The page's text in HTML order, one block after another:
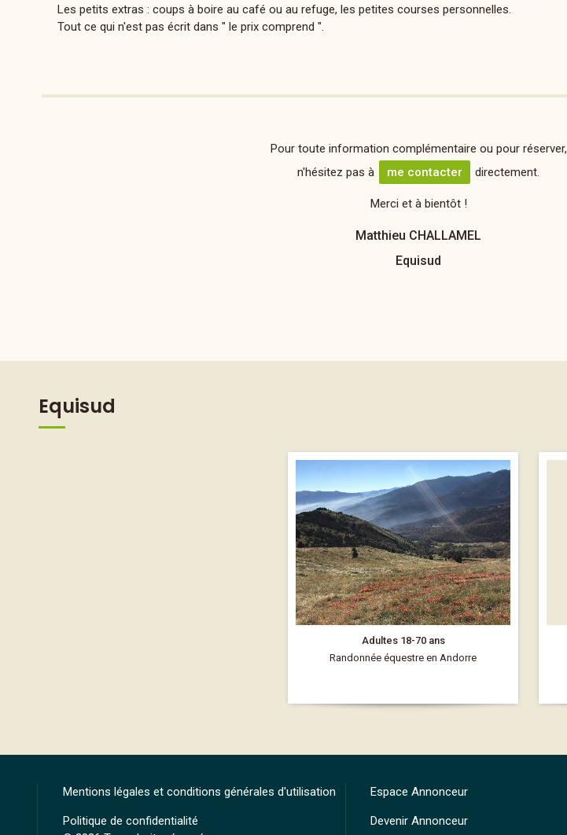
Les petits extras : coups à boire au café ou au refuge, les petites courses personnelles.
Tout ce qui n'est pas écrit dans " le prix comprend ".
Pour toute information complémentaire ou pour réserver,
n'hésitez pas à
me contacter directement.
Merci et à bientôt !
Matthieu CHALLAMEL
Equisud
Equisud
Adultes 18-70 ans
Randonnée équestre en Andorre
Mentions légales et conditions générales d'utilisation
Politique de confidentialité
Espace Annonceur
Devenir Annonceur